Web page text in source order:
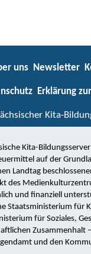
uns Newsletter
Erklärung
Kita-
Kita-
auf der
Landtag
des
und finanziell
Staatsministerium für
für Soziales,
Zusammenhalt
und den